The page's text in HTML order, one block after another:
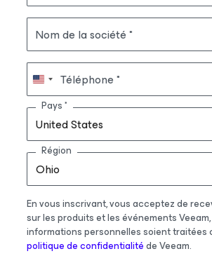
Nom de la société
Téléphone
United States
Pays
Ohio
Région
En vous inscrivant, vous acceptez de
sur les produits et les événements
informations personnelles soient traitées
politique de confidentialitéde Veeam.